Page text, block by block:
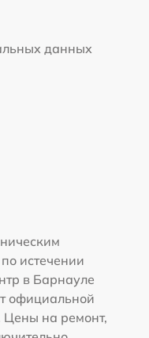
данных
истечении
в Барнауле
официальной
Цены на ремонт,